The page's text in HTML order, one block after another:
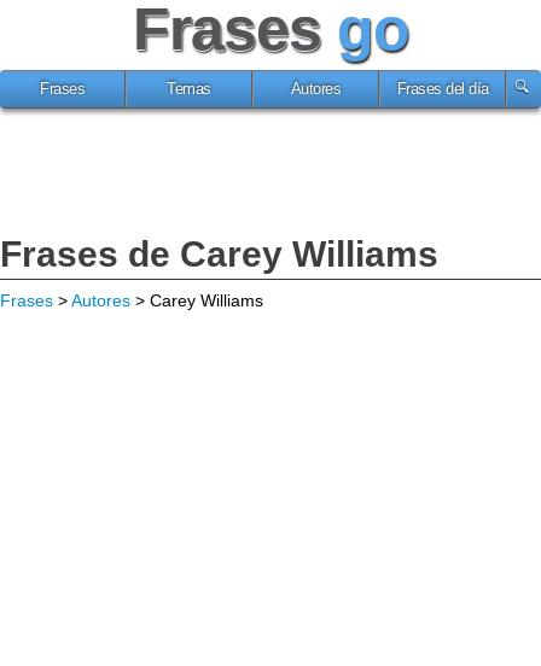
Frases go
Frases Temas Autores Frases del día
Frases de Carey Williams
Frases >Autores > Carey Williams